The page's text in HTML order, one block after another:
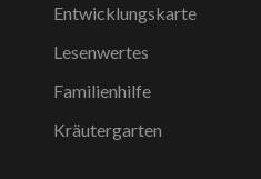
Entwicklungskarte
Lesenwertes
Familienhilfe
Kräutergarten